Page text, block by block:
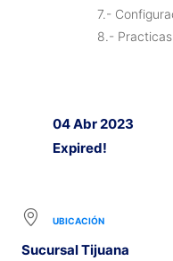
7.-
8.- Practicas
04 Abr 2023
Expired!
UBICACIÓN
Sucursal Tijuana